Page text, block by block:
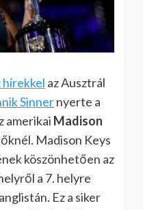
az Ausztrál
Sinnernyerte a
amerikai Madison
Madison Keys
köszönhetően az
a 7. helyre
Ez a siker